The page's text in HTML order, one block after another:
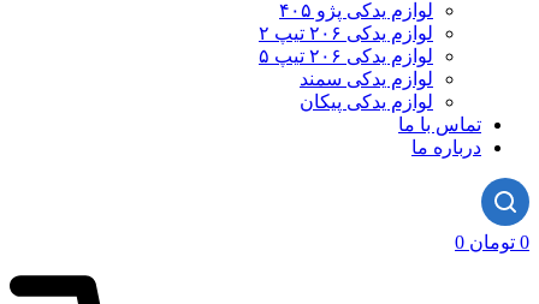
لوازم یدکی پژو ۴۰۵
لوازم یدکی ۲۰۶ تیپ ۲
لوازم یدکی ۲۰۶ تیپ ۵
لوازم یدکی سمند
لوازم یدکی پیکان
تماس با ما
درباره ما
0 تومان 0